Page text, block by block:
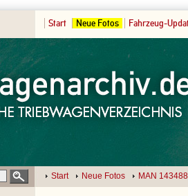
Start Neue Fotos Fahrzeug-
Start Neue Fotos MAN 143488